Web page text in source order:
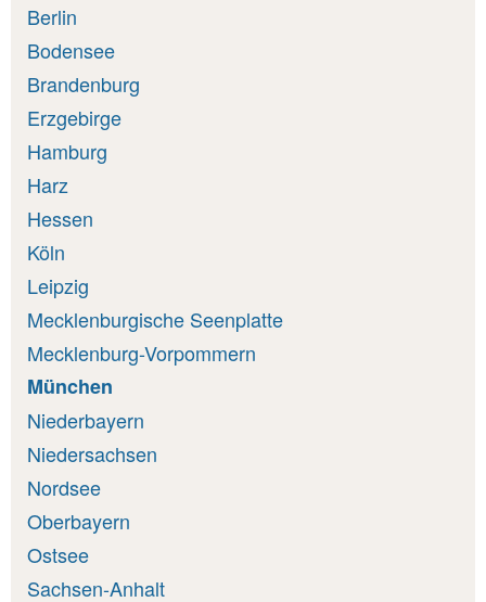
Berlin
Bodensee
Brandenburg
Erzgebirge
Hamburg
Harz
Hessen
Köln
Leipzig
Mecklenburgische Seenplatte
Mecklenburg-Vorpommern
München
Niederbayern
Niedersachsen
Nordsee
Oberbayern
Ostsee
Sachsen-Anhalt